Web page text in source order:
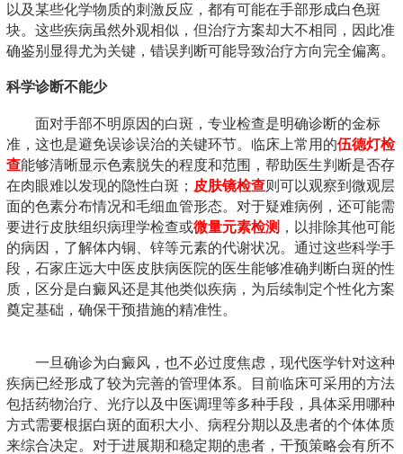
以及某些化学物质的刺激反应，都有可能在手部形成白色斑
块。这些疾病虽然外观相似，但治疗方案却大不相同，因此准
确鉴别显得尤为关键，错误判断可能导致治疗方向完全偏离。
科学诊断不能少
面对手部不明原因的白斑，专业检查是明确诊断的金标
准，这也是避免误诊误治的关键环节。临床上常用的伍德灯检
查能够清晰显示色素脱失的程度和范围，帮助医生判断是否存
在肉眼难以发现的隐性白斑； 皮肤镜检查则可以观察到微观层
面的色素分布情况和毛细血管形态。对于疑难病例，还可能需
要进行皮肤组织病理学检查或微量元素检测 ，以排除其他可能
的病因，了解体内铜、锌等元素的代谢状况。通过这些科学手
段，石家庄远大中医皮肤病医院的医生能够准确判断白斑的性
质，区分是白癜风还是其他类似疾病，为后续制定个性化方案
奠定基础，确保干预措施的精准性。
一旦确诊为白癜风，也不必过度焦虑，现代医学针对这种
疾病已经形成了较为完善的管理体系。目前临床可采用的方法
包括药物治疗、光疗以及中医调理等多种手段，具体采用哪种
方式需要根据白斑的面积大小、病程分期以及患者的个体体质
来综合决定。对于进展期和稳定期的患者，干预策略会有所不